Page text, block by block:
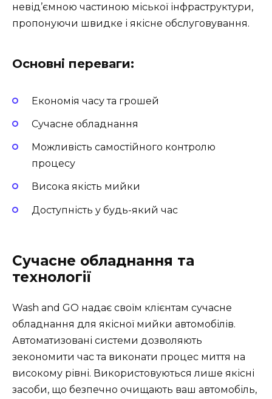
невід’ємною частиною міської інфраструктури,
пропонуючи швидке і якісне обслуговування.
Основні переваги:
Економія часу та грошей
Сучасне обладнання
Можливість самостійного контролю
процесу
Висока якість мийки
Доступність у будь-який час
Сучасне обладнання та
технології
Wash and GO надає своїм клієнтам сучасне
обладнання для якісної мийки автомобілів.
Автоматизовані системи дозволяють
зекономити час та виконати процес миття на
високому рівні. Використовуються лише якісні
засоби, що безпечно очищають ваш автомобіль,